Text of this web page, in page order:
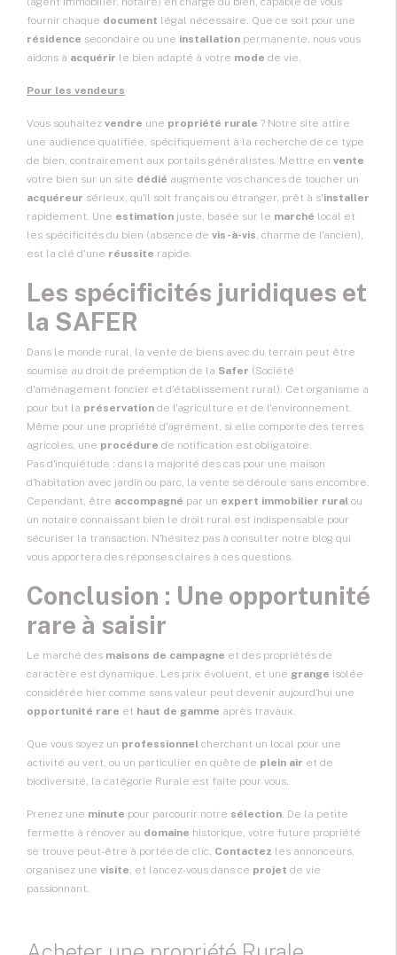
fournir chaque document légal nécessaire. Que ce soit pour une
résidence secondaire ou une installation permanente, nous vous
aidons à acquérir le bien adapté à votre mode de vie.
Pour les vendeurs
Vous souhaitez vendre une propriété rurale ? Notre site attire
une audience qualifiée, spécifiquement à la recherche de ce type
de bien, contrairement aux portails généralistes. Mettre en vente
votre bien sur un site dédié augmente vos chances de toucher un
acquéreur sérieux, qu'il soit français ou étranger, prêt à s'installer
rapidement. Une estimation juste, basée sur le marché local et
les spécificités du bien (absence de vis-à-vis, charme de l'ancien),
est la clé d'une réussite rapide.
Les spécificités juridiques et
la SAFER
Dans le monde rural, la vente de biens avec du terrain peut être
soumise au droit de préemption de la Safer (Société
d'aménagement foncier et d'établissement rural). Cet organisme a
pour but la préservation de l'agriculture et de l'environnement.
Même pour une propriété d'agrément, si elle comporte des terres
agricoles, une procédure de notification est obligatoire.
Pas d'inquiétude : dans la majorité des cas pour une maison
d'habitation avec jardin ou parc, la vente se déroule sans encombre.
Cependant, être accompagné par un expert immobilier rural ou
un notaire connaissant bien le droit rural est indispensable pour
sécuriser la transaction. N'hésitez pas à consulter notre blog qui
vous apportera des réponses claires à ces questions.
Conclusion : Une opportunité
rare à saisir
Le marché des maisons de campagne et des propriétés de
caractère est dynamique. Les prix évoluent, et une grange isolée
considérée hier comme sans valeur peut devenir aujourd'hui une
opportunité rare et haut de gamme après travaux.
Que vous soyez un professionnel cherchant un local pour une
activité au vert, ou un particulier en quête de plein air et de
biodiversité, la catégorie Rurale est faite pour vous.
Prenez une minute pour parcourir notre sélection. De la petite
fermette à rénover au domaine historique, votre future propriété
se trouve peut-être à portée de clic. Contactez les annonceurs,
organisez une visite, et lancez-vous dans ce projet de vie
passionnant.